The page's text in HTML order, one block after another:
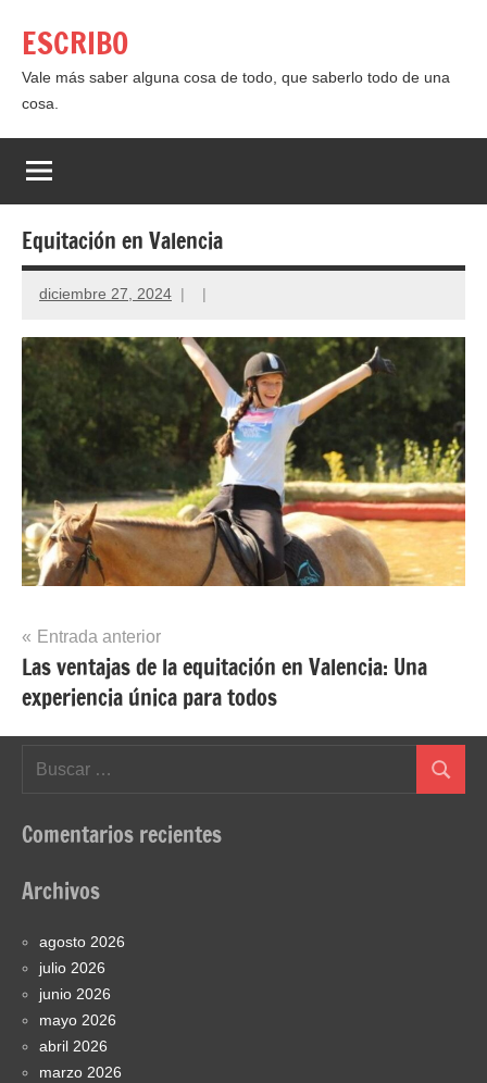
contenido
ESCRIBO
Vale más saber alguna cosa de todo, que saberlo todo de una
cosa.
Equitación en Valencia
diciembre 27, 2024
Navegación
de
entradas
Entrada anterior
Las ventajas de la equitación en Valencia: Una
experiencia única para todos
Buscar
Comentarios recientes
Archivos
agosto 2026
julio 2026
junio 2026
mayo 2026
abril 2026
marzo 2026